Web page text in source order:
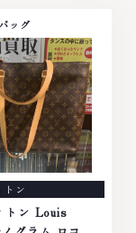
ださい。TEL:
営業時間: 10:00
日: 年中無休
ッグ
トン
トン Louis